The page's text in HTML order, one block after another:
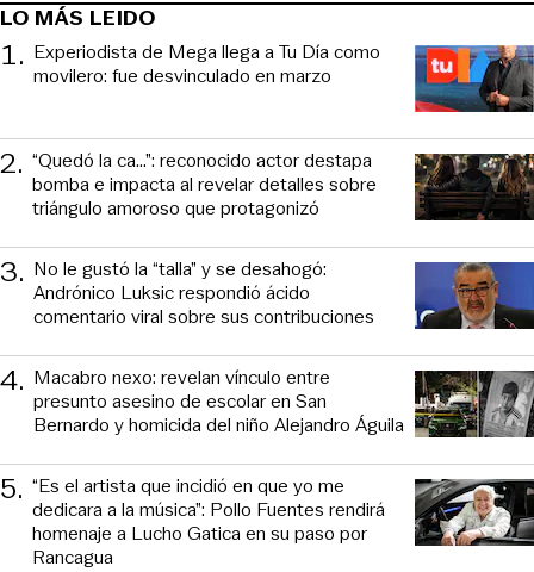
LO MÁS LEIDO
1. Experiodista de Mega llega a Tu Día como
movilero: fue desvinculado en marzo
2. “Quedó la ca...”: reconocido actor destapa
bomba e impacta al revelar detalles sobre
triángulo amoroso que protagonizó
3. No le gustó la “talla” y se desahogó:
Andrónico Luksic respondió ácido
comentario viral sobre sus contribuciones
4. Macabro nexo: revelan vínculo entre
presunto asesino de escolar en San
Bernardo y homicida del niño Alejandro Águila
5. “Es el artista que incidió en que yo me
dedicara a la música”: Pollo Fuentes rendirá
homenaje a Lucho Gatica en su paso por
Rancagua